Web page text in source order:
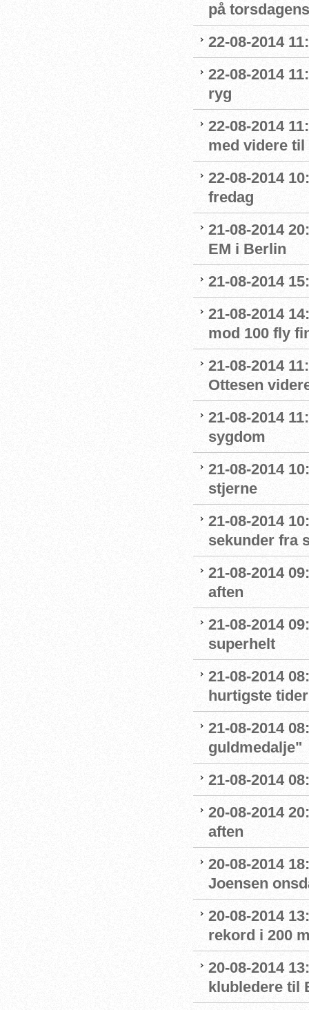
på
22-08-2014
22-08-2014
ryg
22-08-2014
med videre
22-08-2014
fredag
21-08-2014
EM i Berlin
21-08-2014
21-08-2014
mod 100 fly
21-08-2014
Ottesen
21-08-2014
sygdom
21-08-2014
stjerne
21-08-2014
sekunder fra
21-08-2014
aften
21-08-2014
superhelt
21-08-2014
hurtigste tider
21-08-2014
guldmedalje"
21-08-2014
20-08-2014
aften
20-08-2014
Joensen
20-08-2014
rekord i 200
20-08-2014
klubledere til